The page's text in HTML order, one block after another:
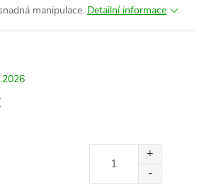
manipulace. Detailní informace